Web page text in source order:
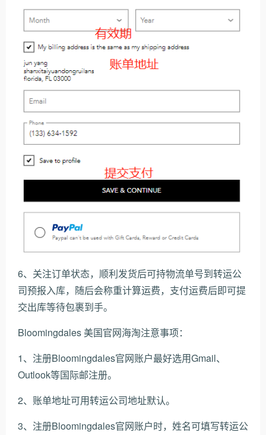
6、关注订单状态，顺利发货后可持物流单号到转运公
司预报入库，随后会称重计算运费，支付运费后即可提
交出库等待包裹到手。
Bloomingdales 美国官网海淘注意事项：
1、注册Bloomingdales官网账户最好选用Gmail、
Outlook等国际邮注册。
2、账单地址可用转运公司地址默认。
3、注册Bloomingdales官网账户时，姓名可填写转运公